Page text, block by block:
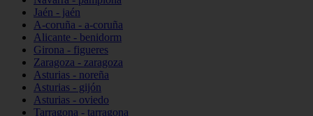
Jaén - jaén
A-coruña - a-coruña
Alicante - benidorm
Girona - figueres
Zaragoza - zaragoza
Asturias - noreña
Asturias - gijón
Asturias - oviedo
Tarragona - tarragona